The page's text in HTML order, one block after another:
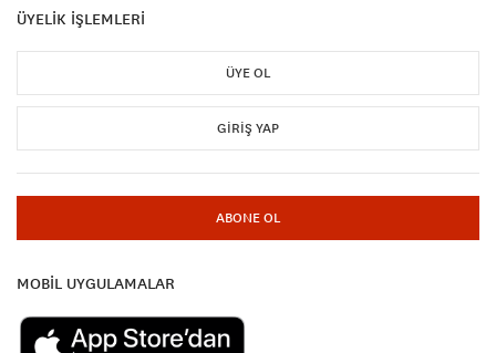
ÜYELİK İŞLEMLERİ
ÜYE OL
GIRIŞ YAP
ABONE OL
MOBİL UYGULAMALAR